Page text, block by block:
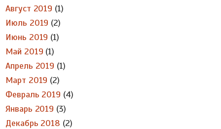
Август 2019 (1)
Июль 2019 (2)
Июнь 2019 (1)
Май 2019 (1)
Апрель 2019 (1)
Март 2019 (2)
Февраль 2019 (4)
Январь 2019 (3)
Декабрь 2018 (2)